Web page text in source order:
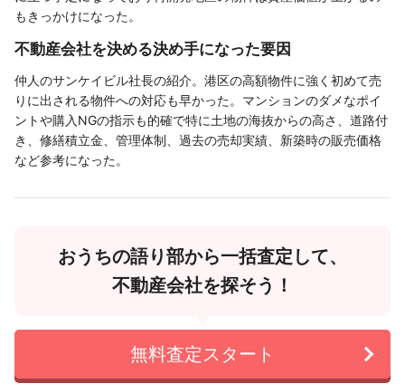
もきっかけになった。
不動産会社を決める決め手になった要因
仲人のサンケイビル社長の紹介。港区の高額物件に強く初めて売
りに出される物件への対応も早かった。マンションのダメなポイ
ントや購入NGの指示も的確で特に土地の海抜からの高さ、道路付
き、修繕積立金、管理体制、過去の売却実績、新築時の販売価格
など参考になった。
おうちの語り部から一括査定して、
不動産会社を探そう！
無料査定スタート